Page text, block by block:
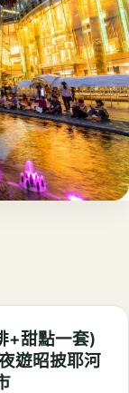
+甜點一套)
遊昭披耶河